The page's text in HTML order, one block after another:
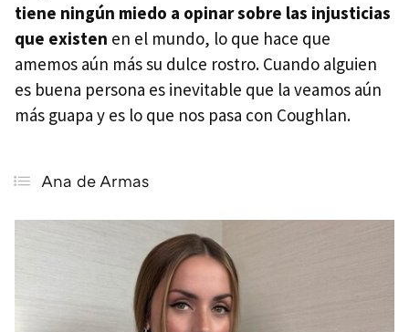
tiene ningún miedo a opinar sobre las injusticias
que existen en el mundo, lo que hace que
amemos aún más su dulce rostro. Cuando alguien
es buena persona es inevitable que la veamos aún
más guapa y es lo que nos pasa con Coughlan.
Ana de Armas